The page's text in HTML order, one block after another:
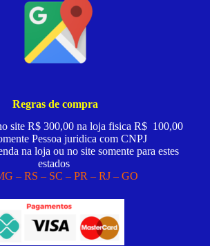
Regras de compra
site R$ 300,00 na loja fisica R$ 100,00
Pessoa juridica com CNPJ
na loja ou no site somente para estes
estados
– RS – SC – PR – RJ – GO